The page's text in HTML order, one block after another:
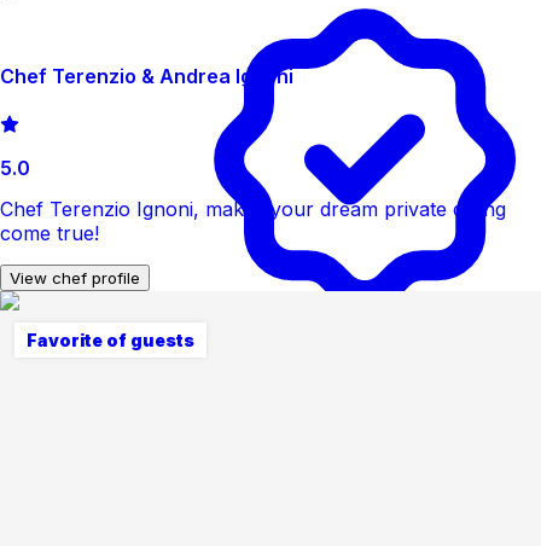
Chef Terenzio & Andrea Ignoni
5.0
Chef Terenzio Ignoni, makes your dream private dining
come true!
View chef profile
Favorite of guests